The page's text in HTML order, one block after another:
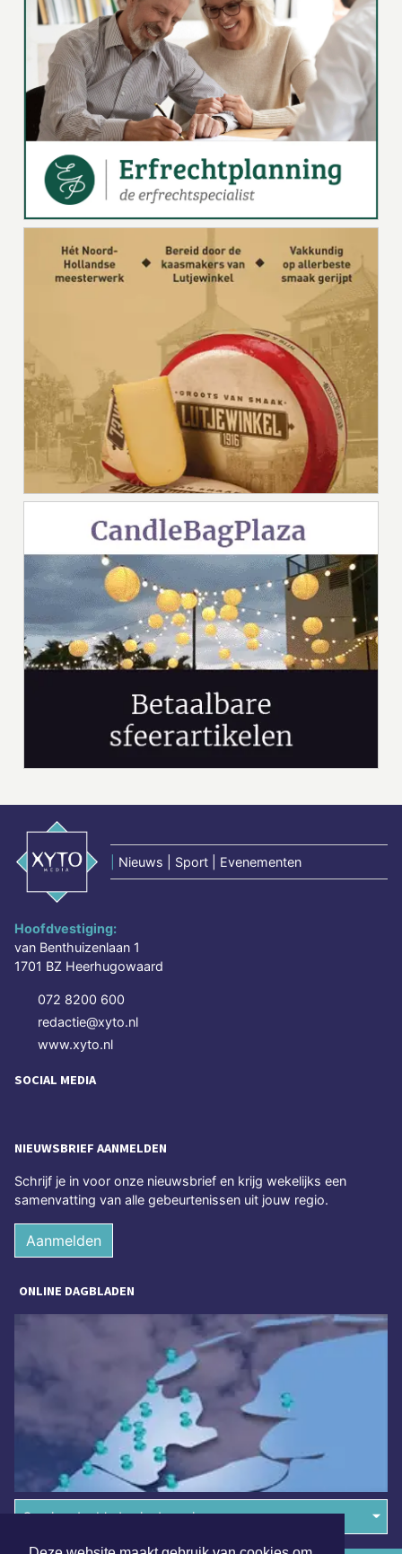
Nieuws | Sport | Evenementen
Hoofdvestiging:
van Benthuizenlaan 1
1701 BZ Heerhugowaard
072 8200 600
redactie@xyto.nl
www.xyto.nl
SOCIAL MEDIA
NIEUWSBRIEF AANMELDEN
Schrijf je in voor onze nieuwsbrief en krijg wekelijks een
samenvatting van alle gebeurtenissen uit jouw regio.
Aanmelden
ONLINE DAGBLADEN
Overige dagbladen in de regio